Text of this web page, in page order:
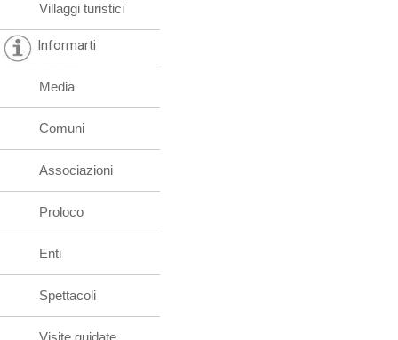
Villaggi turistici
Informarti
Media
Comuni
Associazioni
Proloco
Enti
Spettacoli
Visite guidate